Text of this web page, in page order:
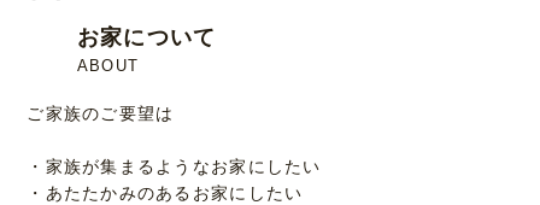
お家について
ABOUT
ご家族のご要望は
・家族が集まるようなお家にしたい
・あたたかみのあるお家にしたい